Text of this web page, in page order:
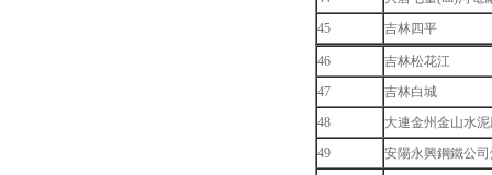
45
吉林四平
46
吉林松花江
47
吉林白城
48
大連金州金山水泥
49
安陽永興鋼鐵公